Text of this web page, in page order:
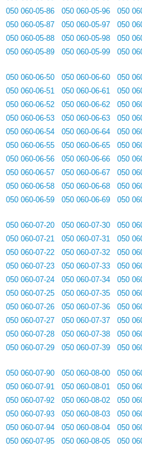
050 060-05-86
050 060-05-87
050 060-05-88
050 060-05-89
050 060-05-96
050 060-05-97
050 060-05-98
050 060-05-99
050
050
050
050
050 060-06-50
050 060-06-51
050 060-06-52
050 060-06-53
050 060-06-54
050 060-06-55
050 060-06-56
050 060-06-57
050 060-06-58
050 060-06-59
050 060-06-60
050 060-06-61
050 060-06-62
050 060-06-63
050 060-06-64
050 060-06-65
050 060-06-66
050 060-06-67
050 060-06-68
050 060-06-69
050
050
050
050
050
050
050
050
050
050
050 060-07-20
050 060-07-21
050 060-07-22
050 060-07-23
050 060-07-24
050 060-07-25
050 060-07-26
050 060-07-27
050 060-07-28
050 060-07-29
050 060-07-30
050 060-07-31
050 060-07-32
050 060-07-33
050 060-07-34
050 060-07-35
050 060-07-36
050 060-07-37
050 060-07-38
050 060-07-39
050
050
050
050
050
050
050
050
050
050
050 060-07-90
050 060-07-91
050 060-07-92
050 060-07-93
050 060-07-94
050 060-07-95
050 060-08-00
050 060-08-01
050 060-08-02
050 060-08-03
050 060-08-04
050 060-08-05
050
050
050
050
050
050